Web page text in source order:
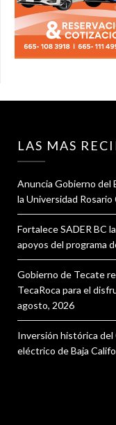
LAS MAS
Anuncia Gobierno del
la Universidad
Fortalece SADER BC
apoyos del programa
Gobierno de Tecate
TecaRoca para el
agosto, 2026
Inversión histórica
eléctrico de Baja